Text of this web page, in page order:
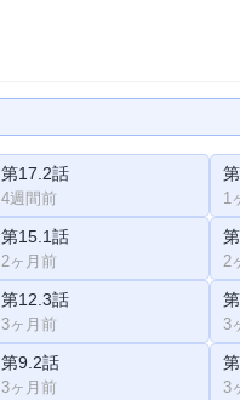
第17.2話
4週間前 1
第15.1話
2ヶ月前 2
第12.3話
3ヶ月前 3
第9.2話
3ヶ月前 3